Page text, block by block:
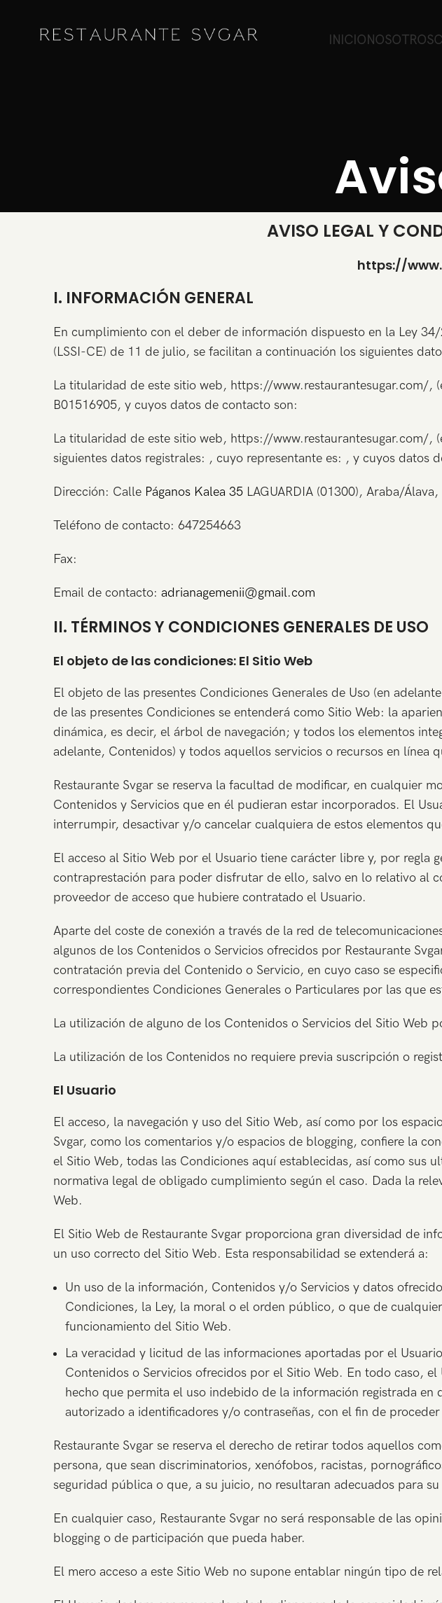
INICIO NOSOTROS
AVISO LEGAL Y
https://
I. INFORMACIÓN GENERAL
En cumplimiento con el deber de información dispuesto en la Ley
(LSSI-CE) de 11 de julio, se facilitan a continuación los siguientes
La titularidad de este sitio web, https://www.restaurantesugar.com/,
B01516905, y cuyos datos de contacto son:
La titularidad de este sitio web, https://www.restaurantesugar.com/,
siguientes datos registrales: , cuyo representante es: , y cuyos datos
Dirección: Calle Páganos Kalea 35 LAGUARDIA (01300), Araba/Álava,
Teléfono de contacto: 647254663
Fax:
Email de contacto: adrianagemenii@gmail.com
II. TÉRMINOS Y CONDICIONES GENERALES DE USO
El objeto de las condiciones: El Sitio Web
El objeto de las presentes Condiciones Generales de Uso (en
de las presentes Condiciones se entenderá como Sitio Web: la
dinámica, es decir, el árbol de navegación; y todos los elementos
adelante, Contenidos) y todos aquellos servicios o recursos en línea
Restaurante Svgar se reserva la facultad de modificar, en cualquier
Contenidos y Servicios que en él pudieran estar incorporados. El
interrumpir, desactivar y/o cancelar cualquiera de estos elementos
El acceso al Sitio Web por el Usuario tiene carácter libre y, por
contraprestación para poder disfrutar de ello, salvo en lo relativo al
proveedor de acceso que hubiere contratado el Usuario.
Aparte del coste de conexión a través de la red de
algunos de los Contenidos o Servicios ofrecidos por Restaurante
contratación previa del Contenido o Servicio, en cuyo caso se
correspondientes Condiciones Generales o Particulares por las que
La utilización de alguno de los Contenidos o Servicios del Sitio Web
La utilización de los Contenidos no requiere previa suscripción o
El Usuario
El acceso, la navegación y uso del Sitio Web, así como por los
Svgar, como los comentarios y/o espacios de blogging, confiere la
el Sitio Web, todas las Condiciones aquí establecidas, así como sus
normativa legal de obligado cumplimiento según el caso. Dada la
Web.
El Sitio Web de Restaurante Svgar proporciona gran diversidad de
un uso correcto del Sitio Web. Esta responsabilidad se extenderá a:
Un uso de la información, Contenidos y/o Servicios y datos
Condiciones, la Ley, la moral o el orden público, o que de
funcionamiento del Sitio Web.
La veracidad y licitud de las informaciones aportadas por el
Contenidos o Servicios ofrecidos por el Sitio Web. En todo caso,
hecho que permita el uso indebido de la información registrada
autorizado a identificadores y/o contraseñas, con el fin de
Restaurante Svgar se reserva el derecho de retirar todos aquellos
persona, que sean discriminatorios, xenófobos, racistas,
seguridad pública o que, a su juicio, no resultaran adecuados para
En cualquier caso, Restaurante Svgar no será responsable de las
blogging o de participación que pueda haber.
El mero acceso a este Sitio Web no supone entablar ningún tipo de